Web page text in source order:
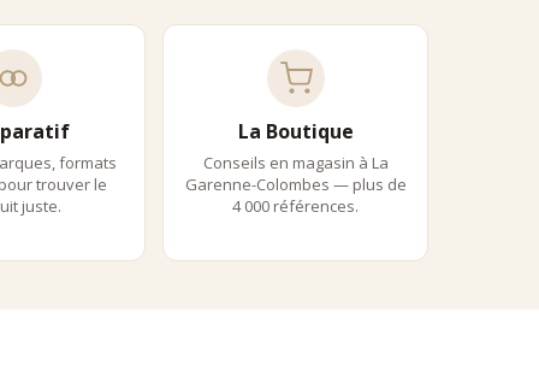
séduisent par leur :
formats
trouver le
juste.
La Boutique
Conseils en magasin à La
Garenne-Colombes — plus de
4 000 références.